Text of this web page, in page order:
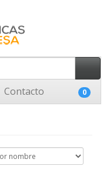
Contacto 0